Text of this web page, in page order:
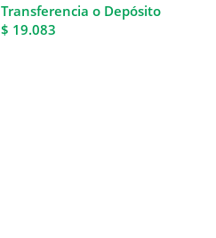
Transferencia o Depósito
$ 19.083